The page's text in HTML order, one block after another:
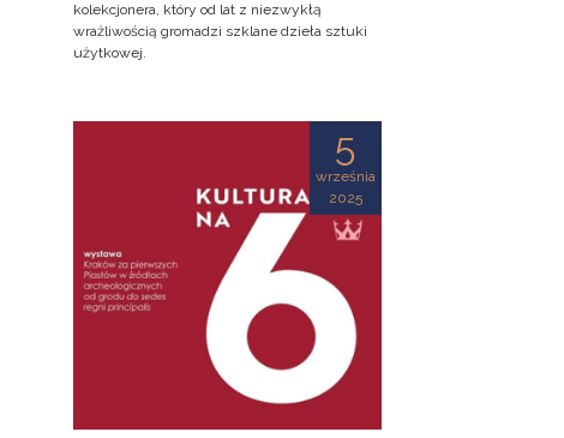
kolekcjonera, który od lat z niezwykłą
wrażliwością gromadzi szklane dzieła sztuki
użytkowej.
5
września
2025